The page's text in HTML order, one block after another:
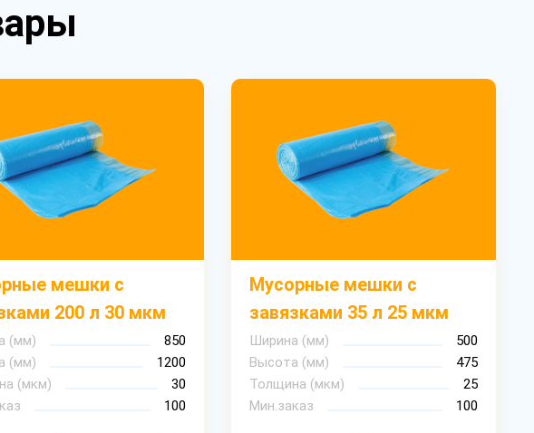
мешки с
200 л 30 мкм
(мм)
850
(мм)
1200
(мкм)
30
100
Мусорные мешки с
завязками 35 л 25 мкм
Ширина (мм)
500
Высота (мм)
475
Толщина (мкм)
25
Мин.заказ
100